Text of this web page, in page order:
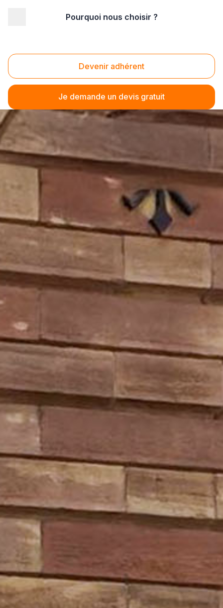
Pourquoi nous choisir ?
Devenir adhérent
Je demande un devis gratuit